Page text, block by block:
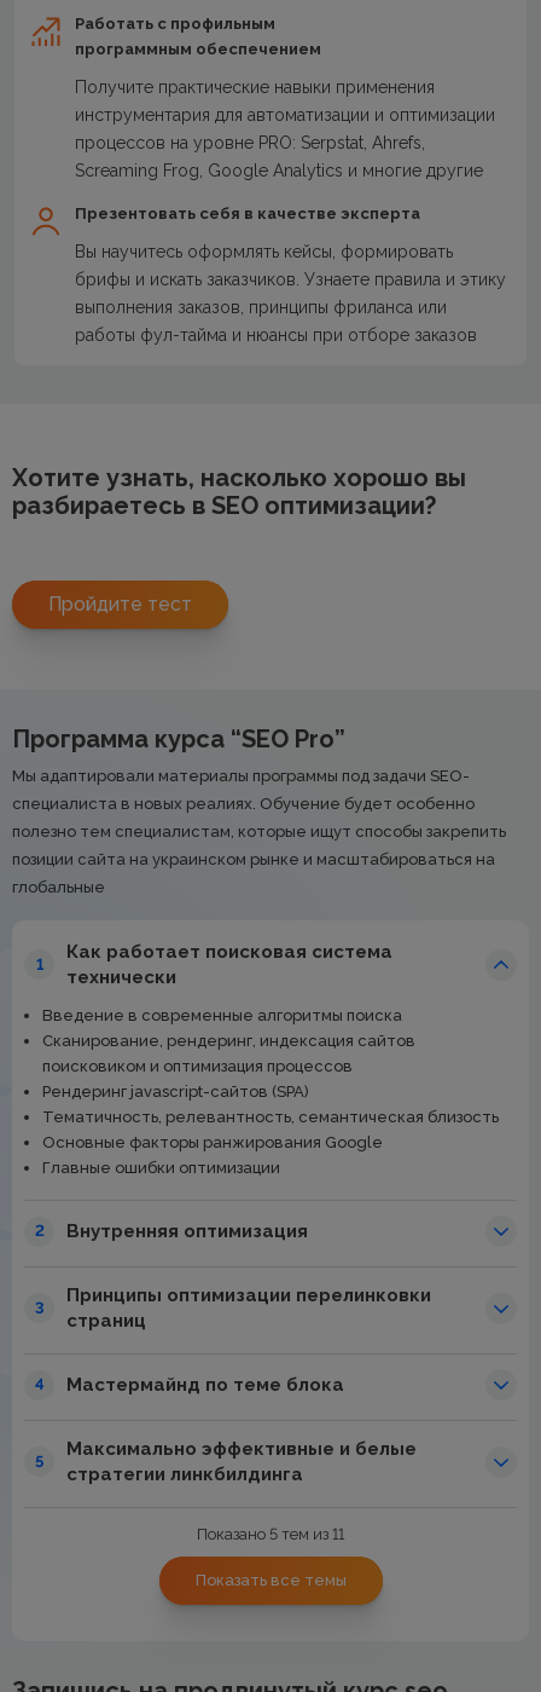
Работать с профильным
программным обеспечением
Получите практические навыки применения
инструментария для автоматизации и оптимизации
процессов на уровне PRO: Serpstat, Ahrefs,
Screaming Frog, Google Analytics и многие другие
Презентовать себя в качестве эксперта
Вы научитесь оформлять кейсы, формировать
брифы и искать заказчиков. Узнаете правила и этику
выполнения заказов, принципы фриланса или
работы фул-тайма и нюансы при отборе заказов
Хотите узнать, насколько хорошо вы
разбираетесь в SEO оптимизации?
Пройдите тест
Программа курса “SEO Pro”
Мы адаптировали материалы программы под задачи SEO-
специалиста в новых реалиях. Обучение будет особенно
полезно тем специалистам, которые ищут способы закрепить
позиции сайта на украинском рынке и масштабироваться на
глобальные
1
Как работает поисковая система
технически
Введение в современные алгоритмы поиска
Сканирование, рендеринг, индексация сайтов
поисковиком и оптимизация процессов
Рендеринг javascript-сайтов (SPA)
Тематичность, релевантность, семантическая близость
Основные факторы ранжирования Google
Главные ошибки оптимизации
2 Внутренняя оптимизация
3
Принципы оптимизации перелинковки
страниц
4 Мастермайнд по теме блока
5
Максимально эффективные и белые
стратегии линкбилдинга
Показано 5 тем из 11
Показать все темы